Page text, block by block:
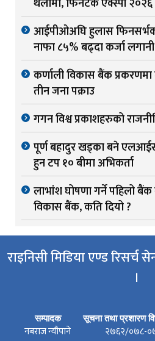
थलोमा, फिनटेक एक्स्पो
आईपीओअघि हुलास फिनसर्भको
नाफा ८५% बढ्दा कर्जा
कर्णाली विकास बैंक
तीन जना पक्राउ
गगन विश्व प्रकाशहरुको
पूर्ण बहादुर खड्का बने
हुन टप १० बीमा अभिकर्ता
लाभांश घोषणा गर्ने पहिलो
विकास बैंक, कति दियो ?
राइनिसी मिडिया एण्ड रिसर्च
।
सम्पादक
नबराज न्यौपाने
सूचना तथा प्रशारण
२७६२/०७८-